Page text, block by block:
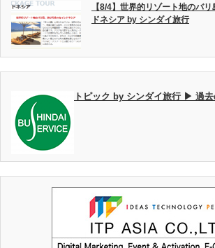
【8/4】世界的リゾート地のバ
ドネシア by シンダイ旅行
トピック by シンダイ旅行 ▶ 過